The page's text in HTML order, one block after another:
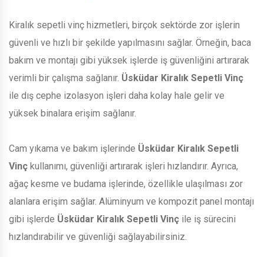
Kiralık sepetli vinç hizmetleri, birçok sektörde zor işlerin
güvenli ve hızlı bir şekilde yapılmasını sağlar. Örneğin, baca
bakım ve montajı gibi yüksek işlerde iş güvenliğini artırarak
verimli bir çalışma sağlanır. Üsküdar Kiralık Sepetli Vinç
ile dış cephe izolasyon işleri daha kolay hale gelir ve
yüksek binalara erişim sağlanır.
Cam yıkama ve bakım işlerinde Üsküdar Kiralık Sepetli
Vinç kullanımı, güvenliği artırarak işleri hızlandırır. Ayrıca,
ağaç kesme ve budama işlerinde, özellikle ulaşılması zor
alanlara erişim sağlar. Alüminyum ve kompozit panel montajı
gibi işlerde Üsküdar Kiralık Sepetli Vinç ile iş sürecini
hızlandırabilir ve güvenliği sağlayabilirsiniz.